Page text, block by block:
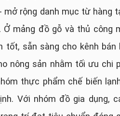
mở rộng danh mục từ hàng
mảng đồ gỗ và thủ công
tốt, sẵn sàng cho kênh bán
nông sản nhằm tối ưu chi
thực phẩm chế biến
Với nhóm đồ gia dụng,